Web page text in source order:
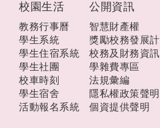
校園生活
教務行事曆
學生系統
學生住宿系統
學生社團
校車時刻
學生宿舍
活動報名系統
公開資訊
智慧財產權
獎勵校務發展
校務及財務資
學雜費專區
法規彙編
隱私權政策聲明
個資提供聲明